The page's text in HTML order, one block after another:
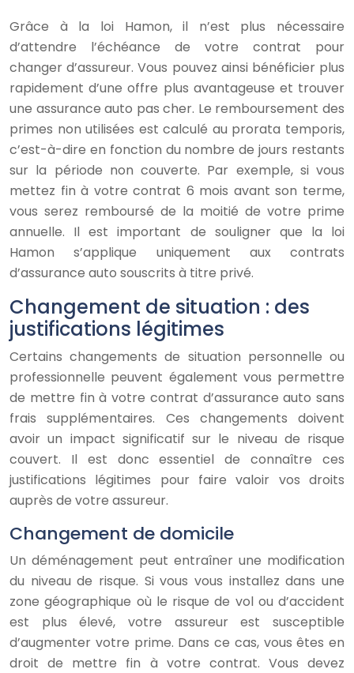
Grâce à la loi Hamon, il n’est plus nécessaire
d’attendre l’échéance de votre contrat pour
changer d’assureur. Vous pouvez ainsi bénéficier plus
rapidement d’une offre plus avantageuse et trouver
une assurance auto pas cher. Le remboursement des
primes non utilisées est calculé au prorata temporis,
c’est-à-dire en fonction du nombre de jours restants
sur la période non couverte. Par exemple, si vous
mettez fin à votre contrat 6 mois avant son terme,
vous serez remboursé de la moitié de votre prime
annuelle. Il est important de souligner que la loi
Hamon s’applique uniquement aux contrats
d’assurance auto souscrits à titre privé.
Changement de situation : des
justifications légitimes
Certains changements de situation personnelle ou
professionnelle peuvent également vous permettre
de mettre fin à votre contrat d’assurance auto sans
frais supplémentaires. Ces changements doivent
avoir un impact significatif sur le niveau de risque
couvert. Il est donc essentiel de connaître ces
justifications légitimes pour faire valoir vos droits
auprès de votre assureur.
Changement de domicile
Un déménagement peut entraîner une modification
du niveau de risque. Si vous vous installez dans une
zone géographique où le risque de vol ou d’accident
est plus élevé, votre assureur est susceptible
d’augmenter votre prime. Dans ce cas, vous êtes en
droit de mettre fin à votre contrat. Vous devez